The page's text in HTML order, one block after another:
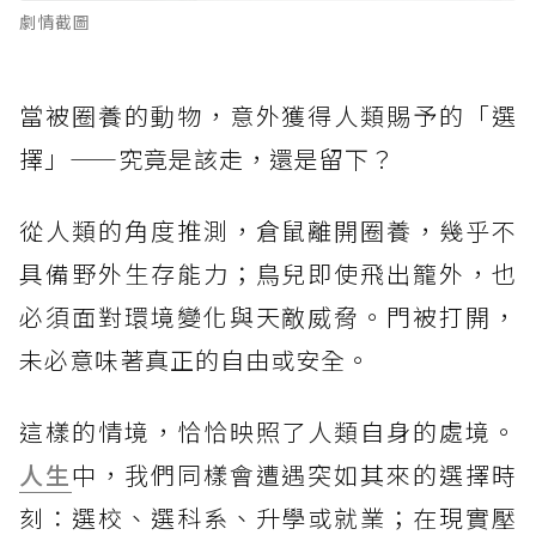
劇情截圖
當被圈養的動物，意外獲得人類賜予的「選
擇」——究竟是該走，還是留下？
從人類的角度推測，倉鼠離開圈養，幾乎不
具備野外生存能力；鳥兒即使飛出籠外，也
必須面對環境變化與天敵威脅。門被打開，
未必意味著真正的自由或安全。
這樣的情境，恰恰映照了人類自身的處境。
人生中，我們同樣會遭遇突如其來的選擇時
刻：選校、選科系、升學或就業；在現實壓